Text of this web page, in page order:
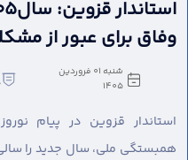
وفاق برای عبور از
شنبه 01 فروردین
1405
همبستگی ملی، سال جدید را